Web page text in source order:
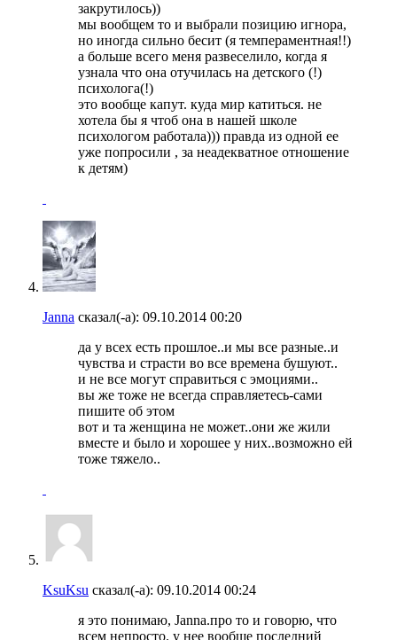
закрутилось))
мы вообщем то и выбрали позицию игнора,
но иногда сильно бесит (я темпераментная!!)
а больше всего меня развеселило, когда я
узнала что она отучилась на детского (!)
психолога(!)
это вообще капут. куда мир катиться. не
хотела бы я чтоб она в нашей школе
психологом работала))) правда из одной ее
уже попросили , за неадекватное отношение
к детям)
Janna сказал(-а): 09.10.2014 00:20
да у всех есть прошлое..и мы все разные..и
чувства и страсти во все времена бушуют..
и не все могут справиться с эмоциями..
вы же тоже не всегда справляетесь-сами
пишите об этом
вот и та женщина не может..они же жили
вместе и было и хорошее у них..возможно ей
тоже тяжело..
KsuKsu сказал(-а): 09.10.2014 00:24
я это понимаю, Janna.про то и говорю, что
всем непросто. у нее вообще последний